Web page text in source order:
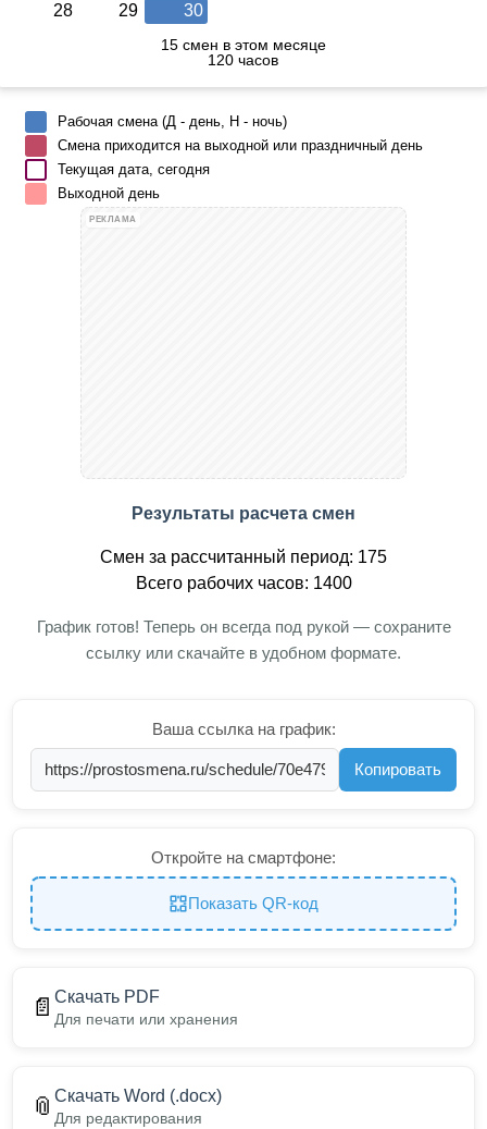
28
29 30
15 смен в этом месяце
120 часов
Рабочая смена (Д - день, Н - ночь)
Смена приходится на выходной или праздничный день
Текущая дата, сегодня
Выходной день
РЕКЛАМА
Результаты расчета смен
Смен за рассчитанный период: 175
Всего рабочих часов: 1400
График готов! Теперь он всегда под рукой — сохраните
ссылку или скачайте в удобном формате.
Ваша ссылка на график:
Копировать
Откройте на смартфоне:
Показать QR-код
📄 Скачать PDF
Для печати или хранения
📎 Скачать Word (.docx)
Для редактирования